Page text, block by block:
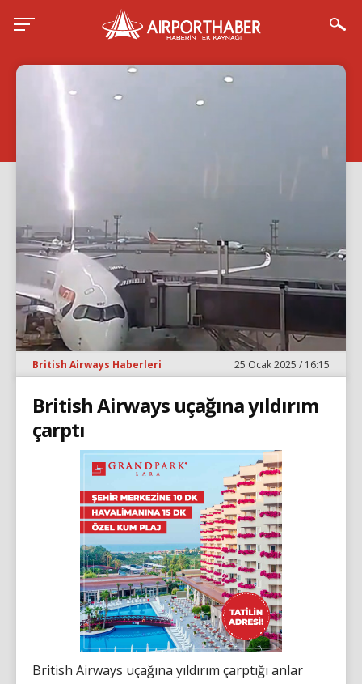
British Airways Haberleri 25 Ocak 2025 / 16:15
British Airways uçağına yıldırım
çarptı
British Airways uçağına yıldırım çarptığı anlar